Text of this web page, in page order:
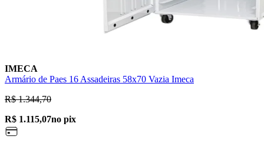
IMECA
Armário de Paes 16 Assadeiras 58x70 Vazia Imeca
R$ 1.344,70
R$ 1.115,07no pix